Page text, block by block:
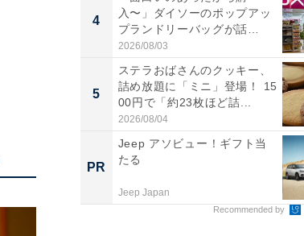
4
入〜」ダイソーのポップアッ
プランドリーバッグが話
題。“さま...
2026/08/03
5
ステラおばさんのクッキー、
詰め放題に「ミニ」登場！ 15
00円で「約23枚ほど詰...
2026/08/04
PR
Jeep アソビュー！ギフト当
たる
Jeep Japan
Recommended by